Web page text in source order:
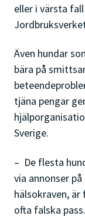
eller i värsta
Även hundar
bära på
tjäna pengar
Sverige.
– De flesta
via annonser
hälsokraven,
ofta falska